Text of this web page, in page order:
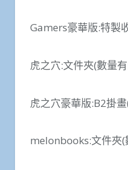
Gamers豪華版:特製
虎之穴:文件夾(數量
虎之穴豪華版:B2掛
melonbooks:文件夾(